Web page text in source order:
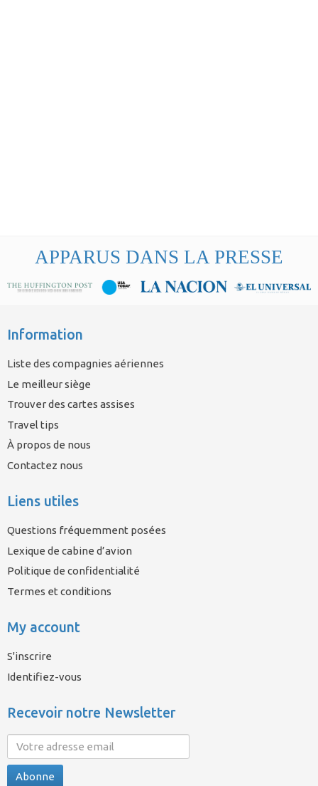
APPARUS DANS LA PRESSE
Information
Liste des compagnies aériennes
Le meilleur siège
Trouver des cartes assises
Travel tips
À propos de nous
Contactez nous
Liens utiles
Questions fréquemment posées
Lexique de cabine d’avion
Politique de confidentialité
Termes et conditions
My account
S'inscrire
Identifiez-vous
Recevoir notre Newsletter
Abonne